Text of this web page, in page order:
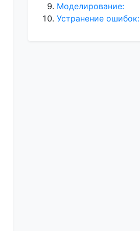
Моделирование:
Устранение ошибок: